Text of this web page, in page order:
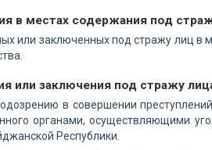
в местах содержания под
или заключенных под стражу лиц в
или заключения под стражу
в совершении
органами, осуществляющими
Республики.